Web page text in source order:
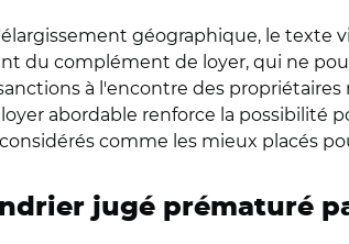
géographique, le texte
du complément de loyer, qui ne
à l'encontre des
abordable renforce la possibilité
comme les mieux placés
jugé prématuré